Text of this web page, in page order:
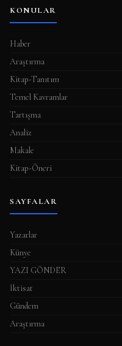
m
a
s
ı
KONULAR
Haber
Araştırma
Kitap-Tanıtım
Temel Kavramlar
Tartışma
Analiz
Makale
Kitap-Öneri
SAYFALAR
Yazarlar
Künye
YAZI GÖNDER
İktisat
Gündem
Araştırma